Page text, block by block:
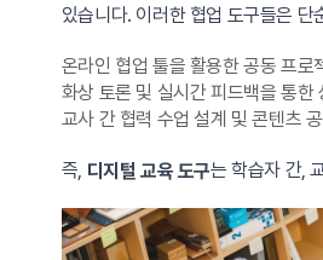
있습니다. 이러한 협업 도구들은
온라인 협업 툴을 활용한 공동 프로
화상 토론 및 실시간 피드백을 통한
교사 간 협력 수업 설계 및 콘텐츠
즉, 디지털 교육 도구는 학습자 간,